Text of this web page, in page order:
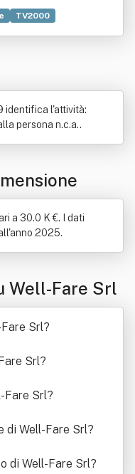
TV2000
elettrica
identifica l'attività:
persona n.c.a..
a 30.0 K €. I dati
2025.
Well-Fare Srl
Srl?
Srl?
Fare Srl?
di Well-Fare Srl?
di Well-Fare Srl?